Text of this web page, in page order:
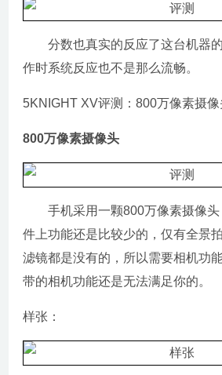
分数也真实的反应了这台机器的
作时系统反应也不是那么流畅。
5KNIGHT XV评测：800万像素摄
800万像素摄像头
手机采用一颗800万像素摄像头
件上功能还是比较少的，仅有全景
滤镜都是没有的，所以需要相机功
带的相机功能还是无法满足你的。
样张：